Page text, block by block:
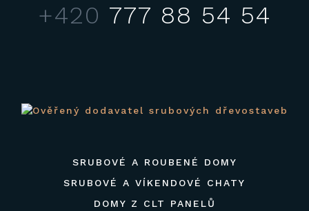
+420 777 88 54 54
SRUBOVÉ A ROUBENÉ DOMY
SRUBOVÉ A VÍKENDOVÉ CHATY
DOMY Z CLT PANELŮ